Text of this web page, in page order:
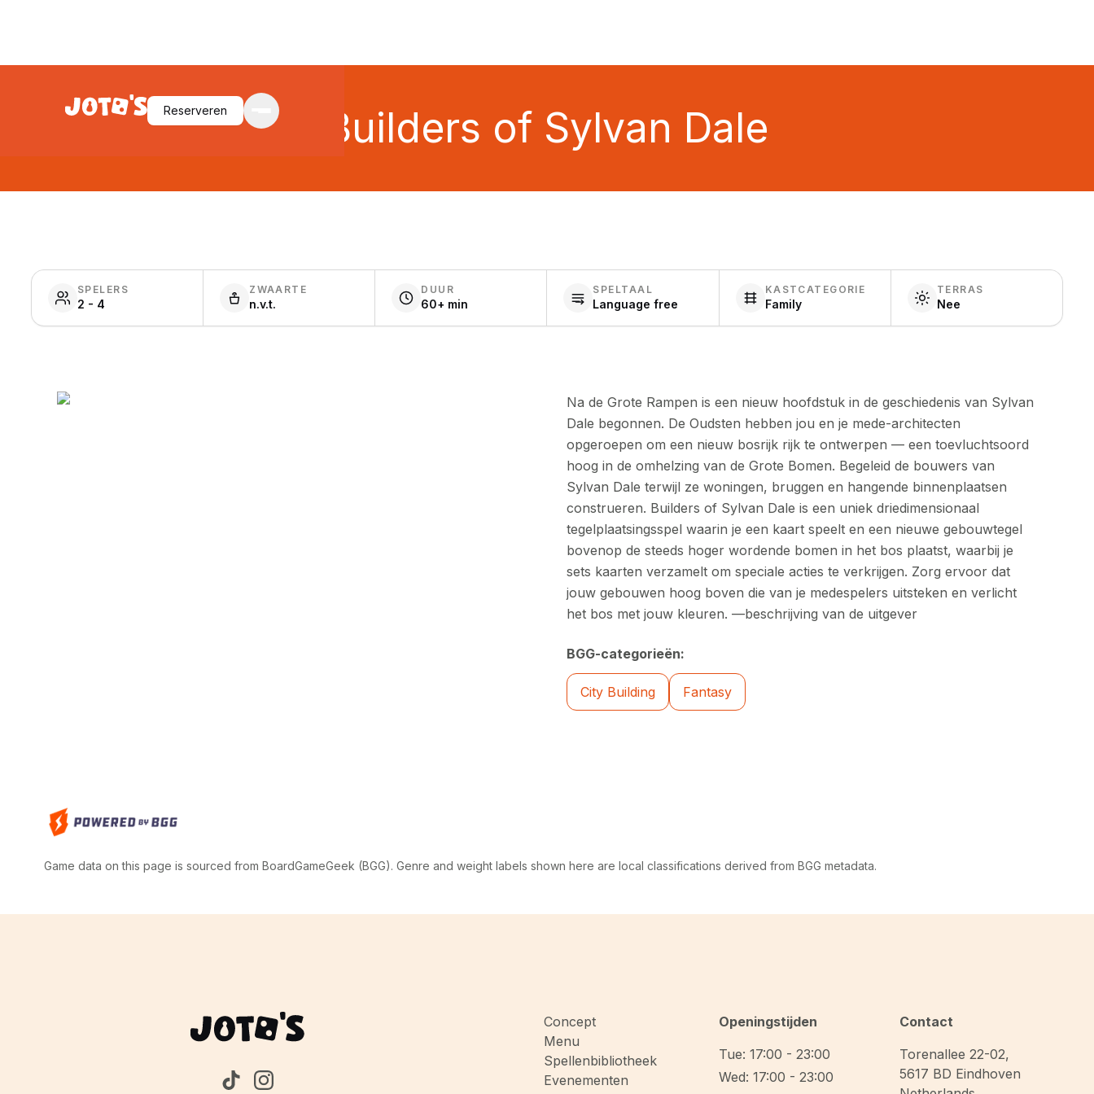
Reserveren Builders of Sylvan Dale
SPELERS
2 - 4
ZWAARTE
n.v.t.
DUUR
60+ min
SPELTAAL
Language free
KASTCATEGORIE
Family
TERRAS
Nee
Na de Grote Rampen is een nieuw hoofdstuk in de geschiedenis van Sylvan
Dale begonnen. De Oudsten hebben jou en je mede-architecten
opgeroepen om een nieuw bosrijk rijk te ontwerpen — een toevluchtsoord
hoog in de omhelzing van de Grote Bomen. Begeleid de bouwers van
Sylvan Dale terwijl ze woningen, bruggen en hangende binnenplaatsen
construeren. Builders of Sylvan Dale is een uniek driedimensionaal
tegelplaatsingsspel waarin je een kaart speelt en een nieuwe gebouwtegel
bovenop de steeds hoger wordende bomen in het bos plaatst, waarbij je
sets kaarten verzamelt om speciale acties te verkrijgen. Zorg ervoor dat
jouw gebouwen hoog boven die van je medespelers uitsteken en verlicht
het bos met jouw kleuren. —beschrijving van de uitgever
BGG-categorieën:
City Building Fantasy
Game data on this page is sourced from BoardGameGeek (BGG). Genre and weight labels shown here are local classifications derived from BGG metadata.
Concept
Menu
Spellenbibliotheek
Evenementen
Openingstijden
Tue: 17:00 - 23:00
Wed: 17:00 - 23:00
Contact
Torenallee 22-02,
5617 BD Eindhoven